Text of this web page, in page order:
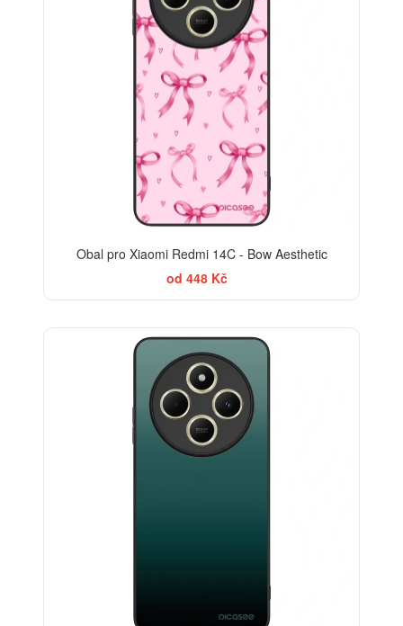
Obal pro Xiaomi Redmi 14C - Bow Aesthetic
od 448 Kč